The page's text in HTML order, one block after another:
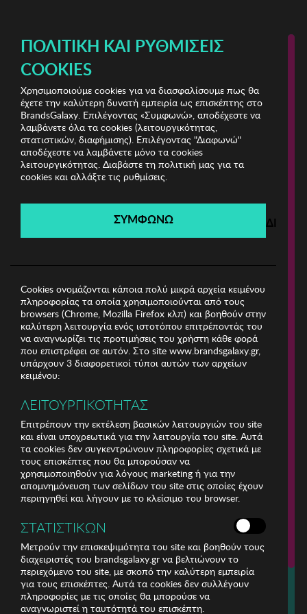
Beauty Clearance ΟΜΟΡΦΙΑ
Beauty Clearance
Λήγει σε: 00ημέρες | 00ώρες 00λεπτά 00δευτ.
Filters
ΕΞΥΠΗΡΕΤΗΣΗ ΠΕΛΑΤΩΝ
Για τηλεφωνικές παραγγελίες καλέστε
211 18 94 400
(Δευτέρα έως Παρασκευή 9:30 - 14:30 & 24ώρες Φωνητική Πύλη)
ΠΟΛΙΤΙΚΉ ΚΑΙ ΡΥΘΜΊΣΕΙΣ
COOKIES
Χρησιμοποιούμε cookies για να διασφαλίσουμε πως θα
έχετε την καλύτερη δυνατή εμπειρία ως επισκέπτης στο
BrandsGalaxy. Επιλέγοντας «Συμφωνώ», αποδέχεστε να
λαμβάνετε όλα τα cookies (λειτουργικότητας,
στατιστικών, διαφήμισης). Επιλέγοντας "Διαφωνώ"
αποδέχεστε να λαμβάνετε μόνο τα cookies
λειτουργικότητας. Διαβάστε τη πολιτική μας για τα
cookies και αλλάξτε τις ρυθμίσεις.
ΣΥΜΦΩΝΩ
Cookies ονομάζονται κάποια πολύ μικρά αρχεία κειμένου
πληροφορίας τα οποία χρησιμοποιούνται από τους
browsers (Chrome, Mozilla Firefox κλπ) και βοηθούν στην
καλύτερη λειτουργία ενός ιστοτόπου επιτρέποντάς του
να αναγνωρίζει τις προτιμήσεις του χρήστη κάθε φορά
που επιστρέφει σε αυτόν. Στο site www.brandsgalaxy.gr,
υπάρχουν 3 διαφορετικοί τύποι αυτών των αρχείων
κειμένου:
ΛΕΙΤΟΥΡΓΙΚΟΤΗΤΑΣ
Επιτρέπουν την εκτέλεση βασικών λειτουργιών του site
και είναι υποχρεωτικά για την λειτουργία του site. Αυτά
τα cookies δεν συγκεντρώνουν πληροφορίες σχετικά με
τους επισκέπτες που θα μπορούσαν να
χρησιμοποιηθούν για λόγους marketing ή για την
απομνημόνευση των σελίδων του site στις οποίες έχουν
περιηγηθεί και λήγουν με το κλείσιμο του browser.
ΣΤΑΤΙΣΤΙΚΩΝ
Μετρούν την επισκεψιμότητα του site και βοηθούν τους
διαχειριστές του brandsgalaxy.gr να βελτιώνουν το
περιεχόμενο του site, με σκοπό την καλύτερη εμπειρία
για τους επισκέπτες. Αυτά τα cookies δεν συλλέγουν
πληροφορίες με τις οποίες θα μπορούσε να
αναγνωριστεί η ταυτότητά του επισκέπτη.